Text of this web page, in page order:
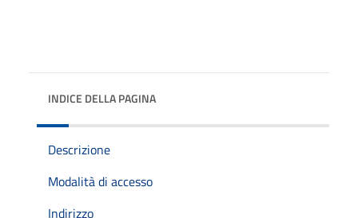
INDICE DELLA PAGINA
Descrizione
Modalità di accesso
Indirizzo